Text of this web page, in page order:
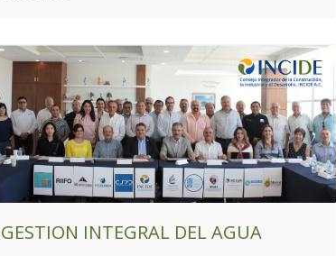
GESTION INTEGRAL DEL AGUA